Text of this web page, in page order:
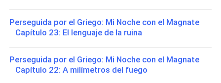
Perseguida por el Griego: Mi Noche con el Magnate
Capítulo 23: El lenguaje de la ruina
Perseguida por el Griego: Mi Noche con el Magnate
Capítulo 22: A milímetros del fuego